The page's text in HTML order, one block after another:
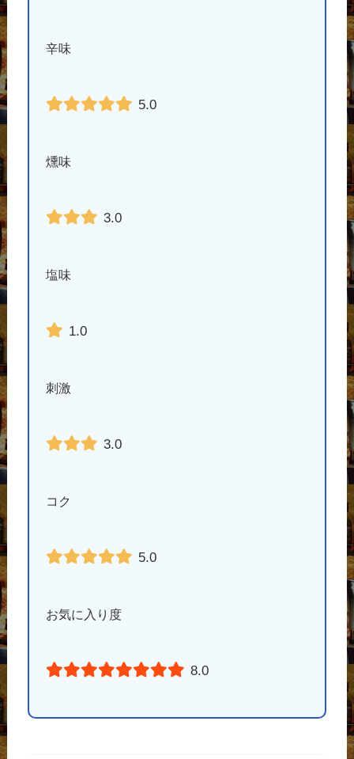
辛味
5.0
燻味
3.0
塩味
1.0
刺激
3.0
コク
5.0
お気に入り度
8.0